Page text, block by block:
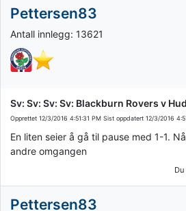
Pettersen83
Antall innlegg: 13621
Sv: Sv: Sv: Sv: Blackburn Rovers v
Opprettet 12/3/2016 4:51:31 PM Sist oppdatert 12/3/2016
En liten seier å gå til pause med 1-1.
andre omgangen
Pettersen83